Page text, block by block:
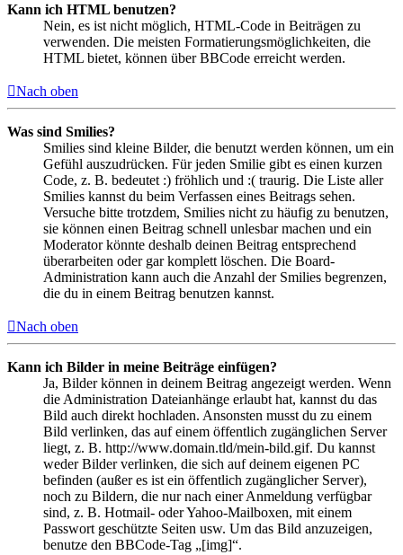
Kann ich HTML benutzen?
Nein, es ist nicht möglich, HTML-Code in Beiträgen zu
verwenden. Die meisten Formatierungsmöglichkeiten, die
HTML bietet, können über BBCode erreicht werden.
Nach oben
Was sind Smilies?
Smilies sind kleine Bilder, die benutzt werden können, um ein
Gefühl auszudrücken. Für jeden Smilie gibt es einen kurzen
Code, z. B. bedeutet :) fröhlich und :( traurig. Die Liste aller
Smilies kannst du beim Verfassen eines Beitrags sehen.
Versuche bitte trotzdem, Smilies nicht zu häufig zu benutzen,
sie können einen Beitrag schnell unlesbar machen und ein
Moderator könnte deshalb deinen Beitrag entsprechend
überarbeiten oder gar komplett löschen. Die Board-
Administration kann auch die Anzahl der Smilies begrenzen,
die du in einem Beitrag benutzen kannst.
Nach oben
Kann ich Bilder in meine Beiträge einfügen?
Ja, Bilder können in deinem Beitrag angezeigt werden. Wenn
die Administration Dateianhänge erlaubt hat, kannst du das
Bild auch direkt hochladen. Ansonsten musst du zu einem
Bild verlinken, das auf einem öffentlich zugänglichen Server
liegt, z. B. http://www.domain.tld/mein-bild.gif. Du kannst
weder Bilder verlinken, die sich auf deinem eigenen PC
befinden (außer es ist ein öffentlich zugänglicher Server),
noch zu Bildern, die nur nach einer Anmeldung verfügbar
sind, z. B. Hotmail- oder Yahoo-Mailboxen, mit einem
Passwort geschützte Seiten usw. Um das Bild anzuzeigen,
benutze den BBCode-Tag „[img]“.